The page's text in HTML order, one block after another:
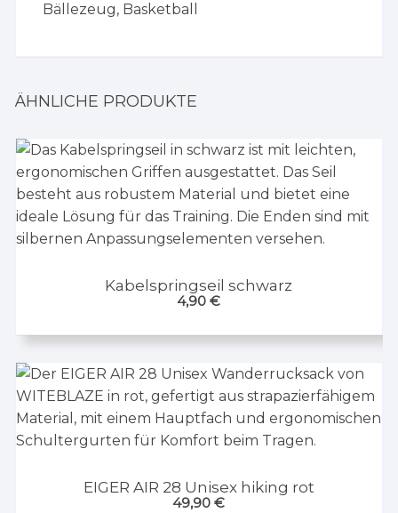
Bällezeug, Basketball
ÄHNLICHE PRODUKTE
Kabelspringseil schwarz
4,90€
EIGER AIR 28 Unisex hiking rot
49,90€